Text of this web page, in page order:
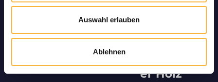
Auswahl erlauben
Ablehnen
Produktin
en
er Holz